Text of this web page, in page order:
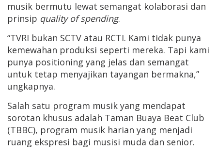
musik bermutu lewat semangat kolaborasi dan
prinsip quality of spending.
“TVRI bukan SCTV atau RCTI. Kami tidak punya
kemewahan produksi seperti mereka. Tapi kami
punya positioning yang jelas dan semangat
untuk tetap menyajikan tayangan bermakna,”
ungkapnya.
Salah satu program musik yang mendapat
sorotan khusus adalah Taman Buaya Beat Club
(TBBC), program musik harian yang menjadi
ruang ekspresi bagi musisi muda dan senior.